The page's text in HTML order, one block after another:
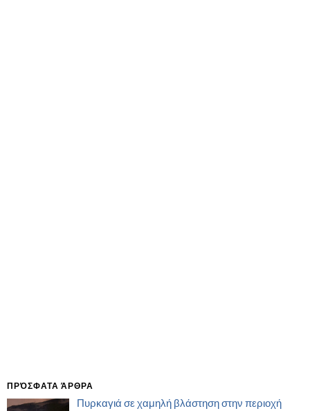
ΠΡΌΣΦΑΤΑ ΆΡΘΡΑ
Πυρκαγιά σε χαμηλή βλάστηση στην περιοχή